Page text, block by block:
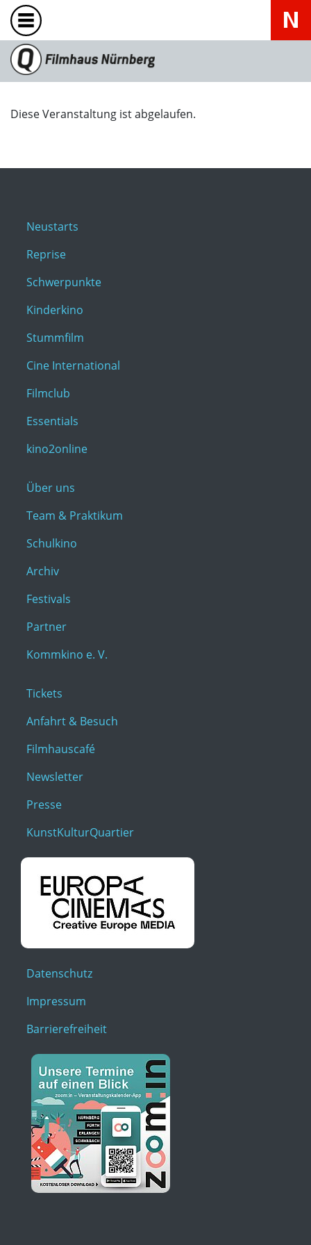
Diese Veranstaltung ist abgelaufen.
Neustarts
Reprise
Schwerpunkte
Kinderkino
Stummfilm
Cine International
Filmclub
Essentials
kino2online
Über uns
Team & Praktikum
Schulkino
Archiv
Festivals
Partner
Kommkino e. V.
Tickets
Anfahrt & Besuch
Filmhauscafé
Newsletter
Presse
KunstKulturQuartier
Datenschutz
Impressum
Barrierefreiheit